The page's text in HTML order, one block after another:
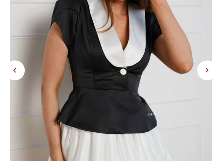
Понедельник - суббота с 11:00 до
20:00 по Свердловскому времени
© MIAMOR.STORE / 2026
miamor_store
*признана экстремистской организацией в РФ
г. Екатеринбург, ул. Малышева 19, офис 1103